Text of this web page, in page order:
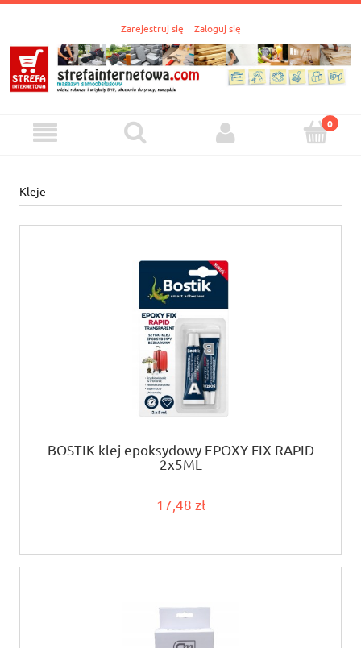
Zarejestruj się Zaloguj się
Kleje
BOSTIK klej epoksydowy EPOXY FIX RAPID
2x5ML
17,48 zł